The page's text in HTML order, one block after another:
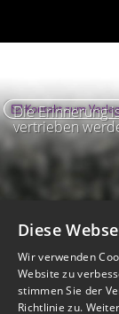
Die Erinnerung
vertrieben
Kontakt zum
Diese
Wir verwenden
Website zu
stimmen Sie der
Richtlinie zu.